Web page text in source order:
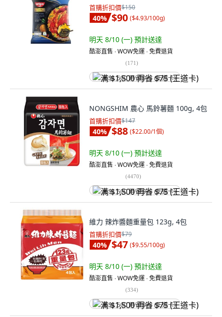
首購折扣價$150
40% $90 ($4.93/100g)
明天 8/10 (一) 預計送達
酷澎直售 ∙ WOW免運 ∙ 免費退貨
(171)
满 $1,500 再省 $75 (王道卡)
NONGSHIM 農心 馬鈴薯麵 100g, 4包
首購折扣價$147
40% $88 ($22.00/1個)
明天 8/10 (一) 預計送達
酷澎直售 ∙ WOW免運 ∙ 免費退貨
(4470)
满 $1,500 再省 $75 (王道卡)
維力 辣炸醬麵重量包 123g, 4包
首購折扣價$79
40% $47 ($9.55/100g)
明天 8/10 (一) 預計送達
酷澎直售 ∙ WOW免運 ∙ 免費退貨
(334)
满 $1,500 再省 $75 (王道卡)